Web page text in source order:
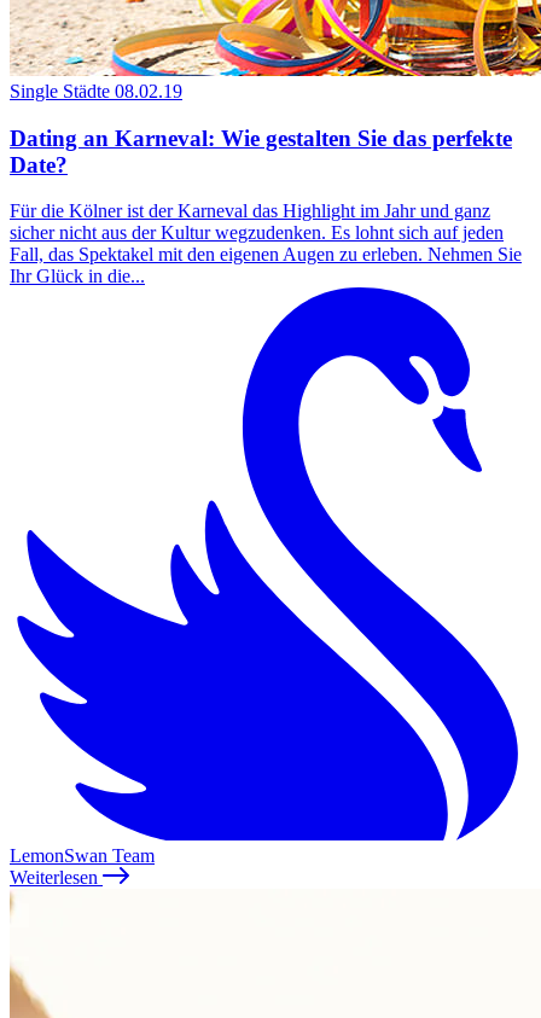
Single Städte 08.02.19
Dating an Karneval: Wie gestalten Sie das perfekte
Date?
Für die Kölner ist der Karneval das Highlight im Jahr und ganz
sicher nicht aus der Kultur wegzudenken. Es lohnt sich auf jeden
Fall, das Spektakel mit den eigenen Augen zu erleben. Nehmen Sie
Ihr Glück in die...
LemonSwan Team
Weiterlesen